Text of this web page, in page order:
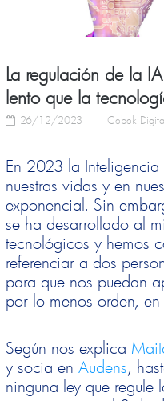
La regulación de la
lento que la
26/12/2023 Cebek Digital
En 2023 la
nuestras vidas y en
exponencial. Sin
se ha desarrollado al
tecnológicos y hemos
referenciar a dos
para que nos puedan
por lo menos orden,
Según nos explica
y socia en Audens,
ninguna ley que regule